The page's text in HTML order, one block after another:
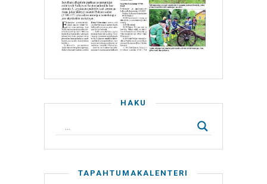
HAKU
TAPAHTUMAKALENTERI